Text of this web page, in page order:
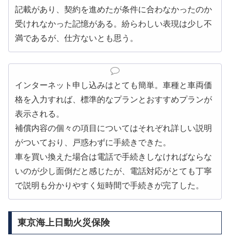
記載があり、契約を進めたが条件に合わなかったのか
受けれなかった記憶がある。紛らわしい表現は少し不
満であるが、仕方ないとも思う。
インターネット申し込みはとても簡単。車種と車両価
格を入力すれば、標準的なプランとおすすめプランが
表示される。
補償内容の個々の項目についてはそれぞれ詳しい説明
がついており、戸惑わずに手続きできた。
車を買い換えた場合は電話で手続きしなければならな
いのが少し面倒だと感じたが、電話対応がとても丁寧
で説明も分かりやすく短時間で手続きが完了した。
東京海上日動火災保険